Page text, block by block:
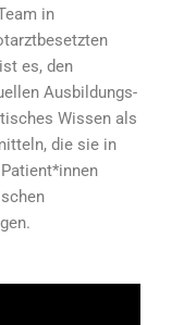
in
es, den
Ausbildungs-
Wissen als
die sie in